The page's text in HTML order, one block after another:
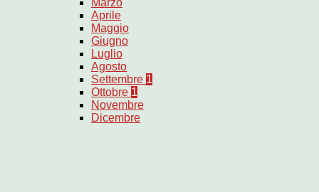
Marzo
Aprile
Maggio
Giugno
Luglio
Agosto
Settembre 1
Ottobre 1
Novembre
Dicembre